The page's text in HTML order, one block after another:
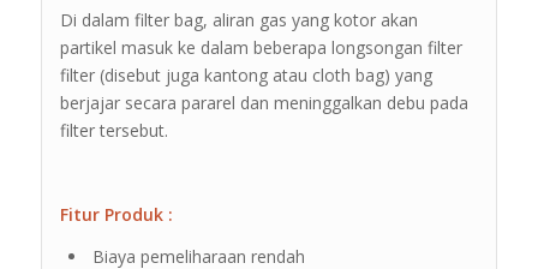
Di dalam filter bag, aliran gas yang kotor akan
partikel masuk ke dalam beberapa longsongan filter
filter (disebut juga kantong atau cloth bag) yang
berjajar secara pararel dan meninggalkan debu pada
filter tersebut.
Fitur Produk :
Biaya pemeliharaan rendah